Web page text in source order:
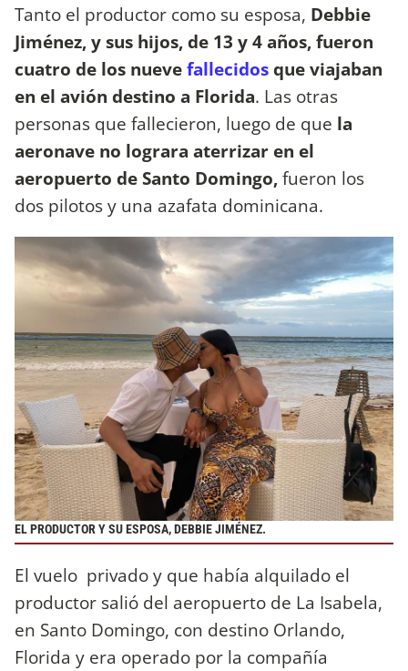
Tanto el productor como su esposa, Debbie
Jiménez, y sus hijos, de 13 y 4 años, fueron
cuatro de los nuevefallecidosque viajaban
en el avión destino a Florida. Las otras
personas que fallecieron, luego de que la
aeronave no lograra aterrizar en el
aeropuerto de Santo Domingo,fueron los
dos pilotos y una azafata dominicana.
EL PRODUCTOR Y SU ESPOSA, DEBBIE JIMÉNEZ.
El vuelo privado y que había alquilado el
productor salió del aeropuerto de La Isabela,
en Santo Domingo, con destino Orlando,
Florida y era operado por la compañía